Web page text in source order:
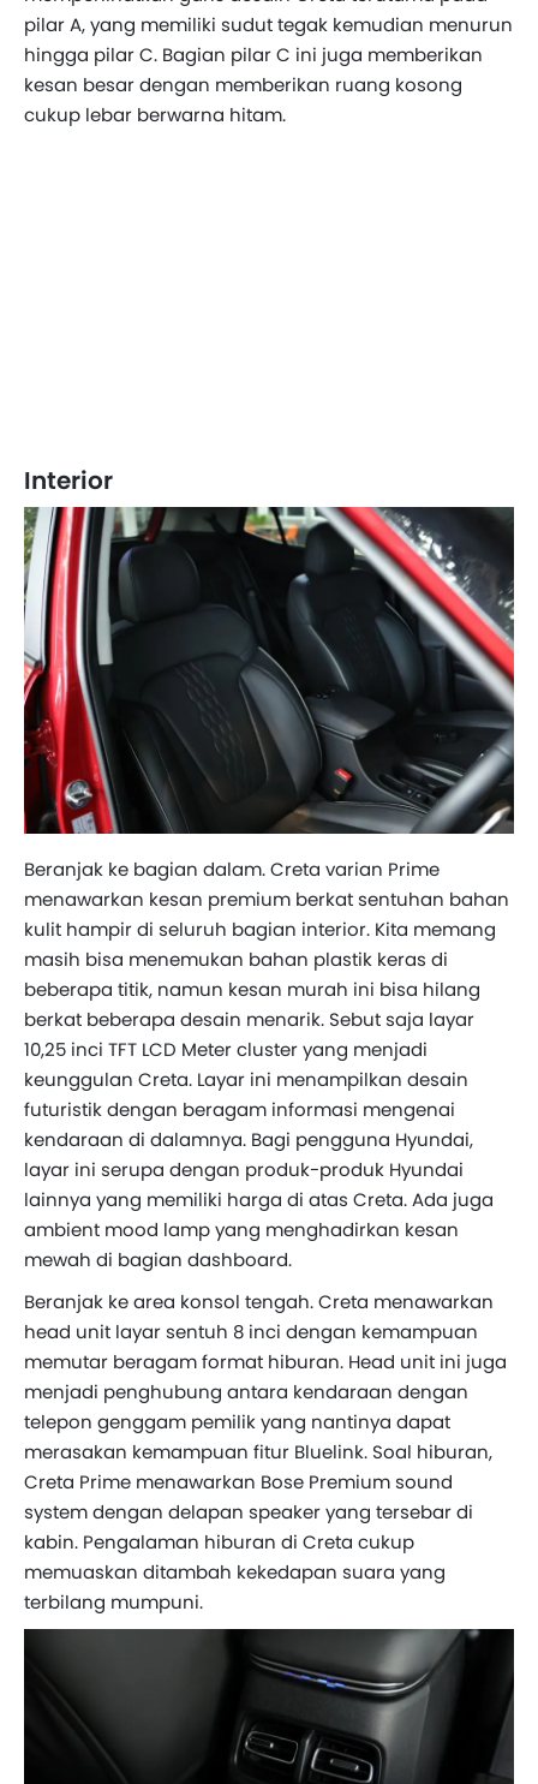
pilar A, yang memiliki sudut tegak kemudian menurun
hingga pilar C. Bagian pilar C ini juga memberikan
kesan besar dengan memberikan ruang kosong
cukup lebar berwarna hitam.
Interior
Beranjak ke bagian dalam. Creta varian Prime
menawarkan kesan premium berkat sentuhan bahan
kulit hampir di seluruh bagian interior. Kita memang
masih bisa menemukan bahan plastik keras di
beberapa titik, namun kesan murah ini bisa hilang
berkat beberapa desain menarik. Sebut saja layar
10,25 inci TFT LCD Meter cluster yang menjadi
keunggulan Creta. Layar ini menampilkan desain
futuristik dengan beragam informasi mengenai
kendaraan di dalamnya. Bagi pengguna Hyundai,
layar ini serupa dengan produk-produk Hyundai
lainnya yang memiliki harga di atas Creta. Ada juga
ambient mood lamp yang menghadirkan kesan
mewah di bagian dashboard.
Beranjak ke area konsol tengah. Creta menawarkan
head unit layar sentuh 8 inci dengan kemampuan
memutar beragam format hiburan. Head unit ini juga
menjadi penghubung antara kendaraan dengan
telepon genggam pemilik yang nantinya dapat
merasakan kemampuan fitur Bluelink. Soal hiburan,
Creta Prime menawarkan Bose Premium sound
system dengan delapan speaker yang tersebar di
kabin. Pengalaman hiburan di Creta cukup
memuaskan ditambah kekedapan suara yang
terbilang mumpuni.